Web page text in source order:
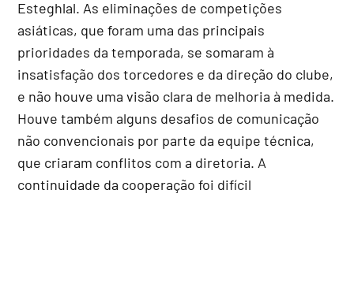
Esteghlal. As eliminações de competições
asiáticas, que foram uma das principais
prioridades da temporada, se somaram à
insatisfação dos torcedores e da direção do clube,
e não houve uma visão clara de melhoria à medida.
Houve também alguns desafios de comunicação
não convencionais por parte da equipe técnica,
que criaram conflitos com a diretoria. A
continuidade da cooperação foi difícil